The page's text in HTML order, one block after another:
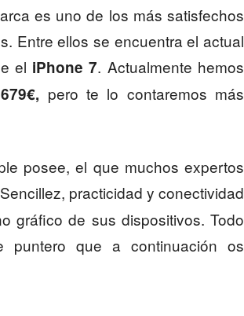
es uno de los más satisfechos
Entre ellos se encuentra el actual
el iPhone 7. Actualmente hemos
pero te lo contaremos más
posee, el que muchos expertos
Sencillez, practicidad y conectividad
gráfico de sus dispositivos. Todo
puntero que a continuación os